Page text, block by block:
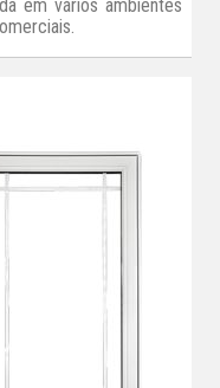
em vários ambientes